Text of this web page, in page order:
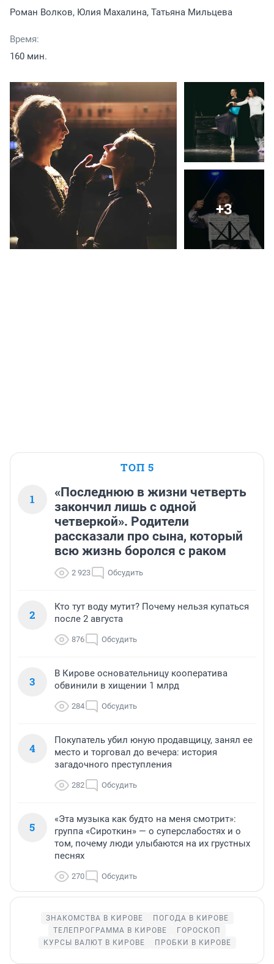
Роман Волков, Юлия Махалина, Татьяна Мильцева
Время:
160 мин.
+3
ТОП 5
1
«Последнюю в жизни четверть
закончил лишь с одной
четверкой». Родители
рассказали про сына, который
всю жизнь боролся с раком
2 923 Обсудить
2
Кто тут воду мутит? Почему нельзя купаться
после 2 августа
876 Обсудить
3
В Кирове основательницу кооператива
обвинили в хищении 1 млрд
284 Обсудить
4
Покупатель убил юную продавщицу, занял ее
место и торговал до вечера: история
загадочного преступления
282 Обсудить
5
«Эта музыка как будто на меня смотрит»:
группа «Сироткин» — о суперслабостях и о
том, почему люди улыбаются на их грустных
песнях
270 Обсудить
ЗНАКОМСТВА В КИРОВЕ
ПОГОДА В КИРОВЕ
ТЕЛЕПРОГРАММА В КИРОВЕ
ГОРОСКОП
КУРСЫ ВАЛЮТ В КИРОВЕ
ПРОБКИ В КИРОВЕ